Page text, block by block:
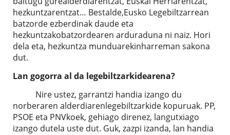
hezkuntzarentzat… Bestalde,Eusko Legebiltzarrean
batzorde ezberdinak daude eta
hezkuntzakobatzordearen arduraduna ni naiz. Hori
dela eta, hezkuntza munduarekinharreman sakona
dut.
Lan gogorra al da legebiltzarkidearena?
Nire ustez, garrantzi handia izango du
norberaren alderdiarenlegebiltzarkide kopuruak. PP,
PSOE eta PNVkoek, gehiago direnez, langutxiago
izango dutela uste dut. Guk, zazpi izanda, lan handia